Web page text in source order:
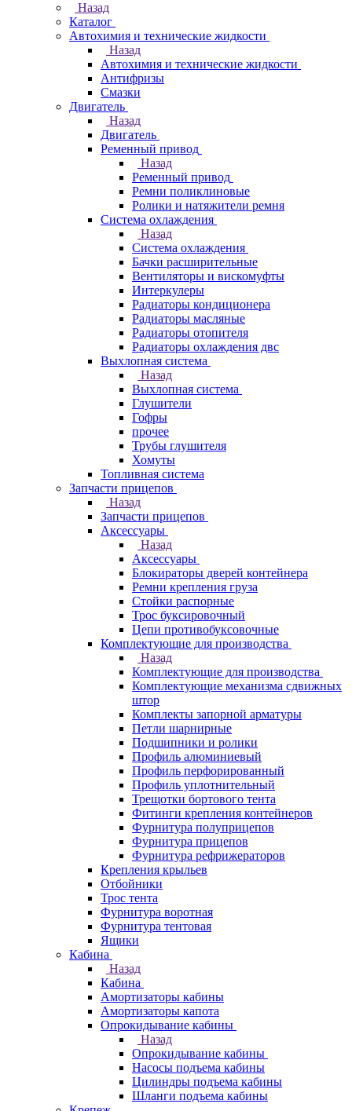
Назад
Каталог
Автохимия и технические жидкости
Назад
Автохимия и технические жидкости
Антифризы
Смазки
Двигатель
Назад
Двигатель
Ременный привод
Назад
Ременный привод
Ремни поликлиновые
Ролики и натяжители ремня
Система охлаждения
Назад
Система охлаждения
Бачки расширительные
Вентиляторы и вискомуфты
Интеркулеры
Радиаторы кондиционера
Радиаторы масляные
Радиаторы отопителя
Радиаторы охлаждения двс
Выхлопная система
Назад
Выхлопная система
Глушители
Гофры
прочее
Трубы глушителя
Хомуты
Топливная система
Запчасти прицепов
Назад
Запчасти прицепов
Аксессуары
Назад
Аксессуары
Блокираторы дверей контейнера
Ремни крепления груза
Стойки распорные
Трос буксировочный
Цепи противобуксовочные
Комплектующие для производства
Назад
Комплектующие для производства
Комплектующие механизма сдвижных
штор
Комплекты запорной арматуры
Петли шарнирные
Подшипники и ролики
Профиль алюминиевый
Профиль перфорированный
Профиль уплотнительный
Трещотки бортового тента
Фитинги крепления контейнеров
Фурнитура полуприцепов
Фурнитура прицепов
Фурнитура рефрижераторов
Крепления крыльев
Отбойники
Трос тента
Фурнитура воротная
Фурнитура тентовая
Ящики
Кабина
Назад
Кабина
Амортизаторы кабины
Амортизаторы капота
Опрокидывание кабины
Назад
Опрокидывание кабины
Насосы подъема кабины
Цилиндры подъема кабины
Шланги подъема кабины